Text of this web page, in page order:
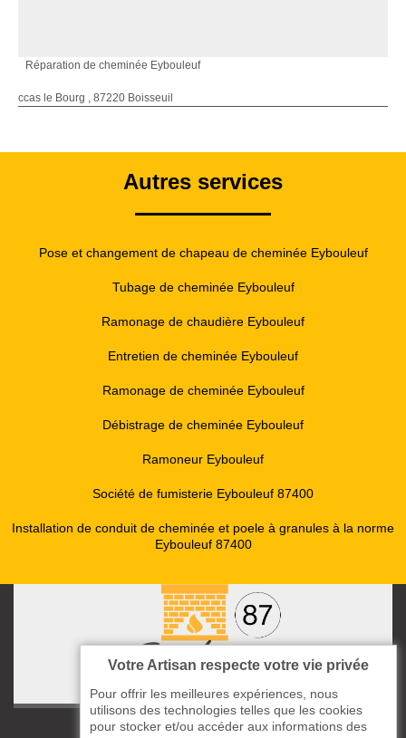
Réparation de cheminée Eybouleuf
ccas le Bourg , 87220 Boisseuil
Autres services
Pose et changement de chapeau de cheminée Eybouleuf
Tubage de cheminée Eybouleuf
Ramonage de chaudière Eybouleuf
Entretien de cheminée Eybouleuf
Ramonage de cheminée Eybouleuf
Débistrage de cheminée Eybouleuf
Ramoneur Eybouleuf
Société de fumisterie Eybouleuf 87400
Installation de conduit de cheminée et poele à granules à la norme
Eybouleuf 87400
ccas le Bourg
Votre Artisan respecte votre vie privée
Pour offrir les meilleures expériences, nous
utilisons des technologies telles que les cookies
pour stocker et/ou accéder aux informations des